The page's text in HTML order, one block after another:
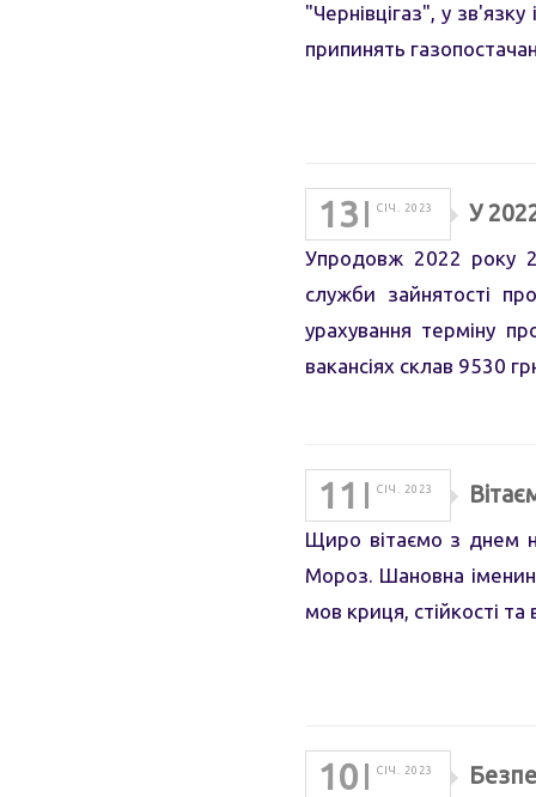
"Чернівцігаз", у
припинять
13 СІЧ. 2023 У
Упродовж 2022 року
служби зайнятості
урахування терміну
вакансіях склав 9530
11 СІЧ. 2023
Щиро вітаємо з днем
Мороз. Шановна
мов криця, стійкості
10 СІЧ. 2023